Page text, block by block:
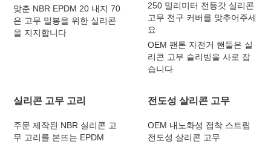
맞춘 NBR EPDM 20 내지 70
은 고무 밀봉을 위한 실리콘
을 지지합니다
250 밀리미터 전등갓 실리콘
고무 전구 커버를 맞추어주세
요
OEM 팬톤 자전거 핸들은 실
리콘 고무 슬리빙을 사로 잡
습니다
실리콘 고무 고리
주문 제작된 NBR 실리콘 고
무 고리를 본뜨는 EPDM
전도성 살리콘 고무
OEM 내노화성 접착 스트립
전도성 살리콘 고무